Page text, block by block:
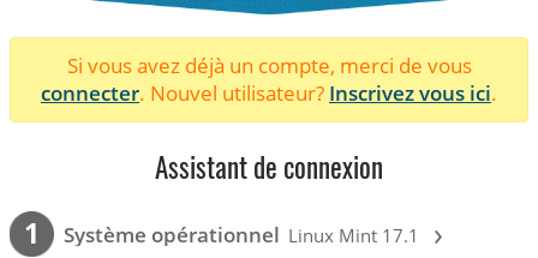
Si vous avez déjà un compte, merci de vous
connecter. Nouvel utilisateur? Inscrivez vous ici.
Assistant de connexion
1 Système opérationnel Linux Mint 17.1 ›